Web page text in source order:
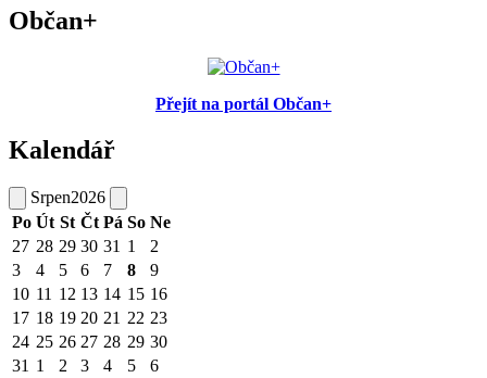
Občan+
Přejít na portál Občan+
Kalendář
Srpen2026
Po Út St Čt Pá So Ne
27 28 29 30 31 1
2
3
4 5 6 7 8
9
10 11 12 13 14 15 16
17 18 19 20 21 22 23
24 25 26 27 28 29 30
31 1 2 3 4 5 6